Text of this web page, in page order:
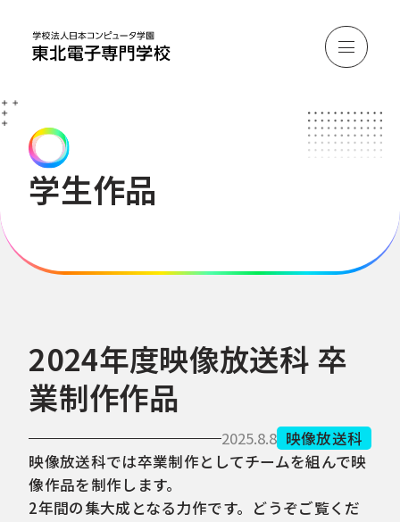
学生作品
2024年度映像放送科 卒
業制作作品
2025.8.8 映像放送科
映像放送科では卒業制作としてチームを組んで映
像作品を制作します。
2年間の集大成となる力作です。どうぞご覧くだ